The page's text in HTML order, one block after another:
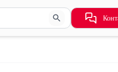
стрелки для